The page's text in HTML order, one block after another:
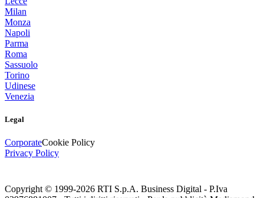
Milan
Monza
Napoli
Parma
Roma
Sassuolo
Torino
Udinese
Venezia
Legal
CorporateCookie Policy
Privacy Policy
Copyright © 1999-2026 RTI S.p.A. Business Digital - P.Iva